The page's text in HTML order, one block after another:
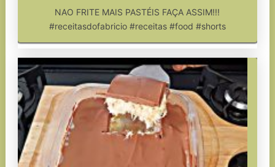
NAO FRITE MAIS PASTÉIS FAÇA ASSIM!!!
#receitasdofabricio #receitas #food #shorts